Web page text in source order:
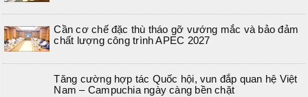
Cần cơ chế đặc thù tháo gỡ vướng mắc và bảo đảm
chất lượng công trình APEC 2027
Tăng cường hợp tác Quốc hội, vun đắp quan hệ Việt
Nam – Campuchia ngày càng bền chặt